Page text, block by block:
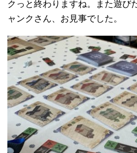
クっと終わりますね。また遊び
ャンクさん、お見事でした。